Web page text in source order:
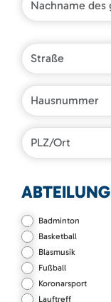
Badminton
Basketball
Blasmusik
Fußball
Koronarsport
Lauftreff